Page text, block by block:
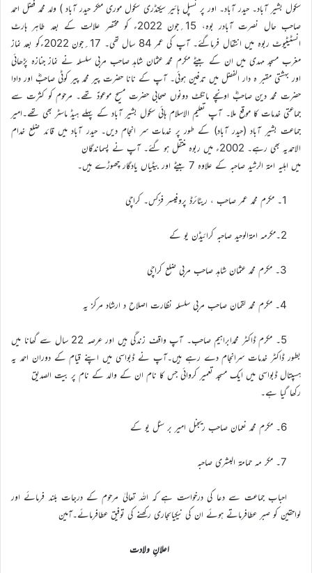
سکول بشیر آباد۔ حیدر آباد۔ اور پر نسپل ہائیر سیکنڈری سکول موری منکر حیدر آباد ) ولد محمد فضل احمد
صاحب حال نصرت آبادر بوه، 15؍جون 2022ء کو مختصر علالت کے بعد طاہر ہارٹ
انسٹیٹیوٹ ربوہ میں انتقال فرماگئے۔ آپ کی عمر 84 سال تھی۔ 17؍جون 2022ءکو بعد نماز
مغرب مسجد مہدی میں ان کے بیٹے مکرم محمد عثمان شاہد صاحب مربی سلسلہ نے نماز جنازہ پڑھائی
اور بہشتی مقبر ہ دار الفضل میں تدفین ہوئی۔ آپ کے نانا حضرت پیر محمد پیر کوٹی صاحبؓ اور دادا
حضرت محمد دین صاحبؓ اونچے مانگٹ دونوں صحابی حضرت مسیح موعودؑ تھے۔ مرحوم کو کثرت سے
جماعتی خدمات کا موقع ملا۔ آپ تعلیم الاسلام ہائی سکول بشیر آباد کے پہلے ہیڈ ماسٹر بھی تھے۔امیر
جماعت بشیر آباد (حیدر آباد) کے طور پر خدمات سر انجام دیں۔ حیدر آباد میں قائد ضلع خدام
الاحمدیہ بھی رہے۔ 2002ء میں ربوہ منتقل ہو گئے۔ آپ نے پسماندگان
میں اہلیہ امۃ الرشید صاحبہ کے علاوہ 7 بیٹے اور بیٹیاں یادگار چھوڑے ہیں۔
1۔ مکرم محمد عمر صاحب ، ریٹائرڈ پروفیسر فزکس۔ کراچی
2۔مکرمہ امۃالوحید صاحبہ کرائیڈن یو کے
3۔ مکرم محمد عثمان شاهد صاحب مربی ضلع کراچی
4۔ مکرم محمد لقمان صاحب مربی سلسله نظارت اصلاح د ارشاد مرکز یه
5۔ مکرم ڈاکٹر محمدابراہیم صاحب۔ آپ واقف زندگی ہیں اور عرصہ 22 سال سے گھانا میں
بطور ڈاکٹر خدمات سرانجام دے رہے ہیں۔آپ نے ڈبواسی میں اپنے قیام کے دوران احمد یہ
ہسپتال ڈبواسی میں ایک مسجد تعمیر کروائی جس کا نام ان کے والد کے نام پر بیت الصدیق
رکھا گیا ہے۔
6۔ مکرم محمد نعمان صاحب ریجنل امیر بر سٹل یو کے
7۔ مکر مہ حمامة البشری صاحبہ
احباب جماعت سے دعا کی درخواست ہے کہ اللہ تعالیٰ مرحوم کے درجات بلند فرمائے اور
لواحقین کو صبر عطافرماتے ہوئے ان کی نیکیاںجاری رکھنے کی توفیق عطافرمائے۔آمین
اعلانِ ولادت